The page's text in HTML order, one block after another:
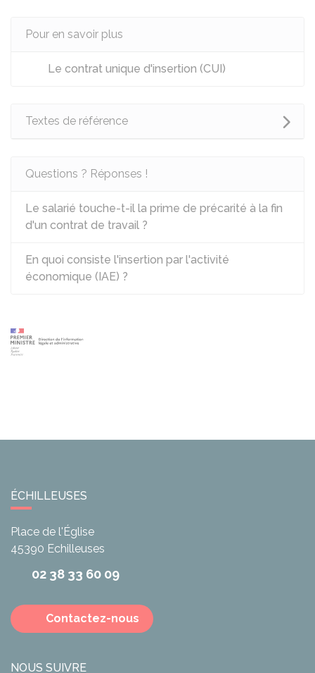
Pour en savoir plus
Le contrat unique d'insertion (CUI)
Textes de référence
Questions ? Réponses !
Le salarié touche-t-il la prime de précarité à la fin
d'un contrat de travail ?
En quoi consiste l'insertion par l'activité
économique (IAE) ?
ÉCHILLEUSES
Place de l'Église
45390 Echilleuses
02 38 33 60 09
Contactez-nous
NOUS SUIVRE